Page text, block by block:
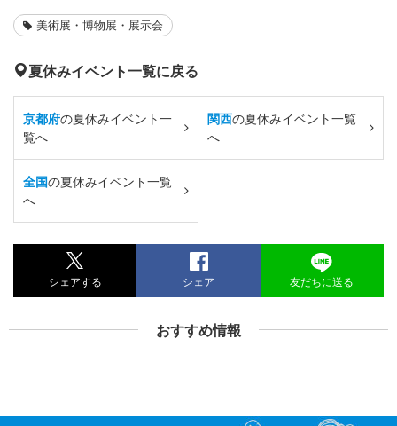
美術展・博物展・展示会
夏休みイベント一覧に戻る
京都府の夏休みイベント一
覧へ
関西の夏休みイベント一覧
へ
全国の夏休みイベント一覧
へ
シェアする シェア 友だちに送る
おすすめ情報